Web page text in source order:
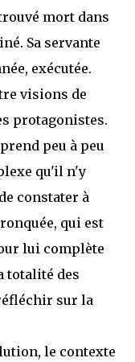
mort dans
Sa servante
exécutée.
visions de
protagonistes.
peu à peu
qu'il n'y
constater à
qui est
lui complète
totalité des
sur la
le contexte